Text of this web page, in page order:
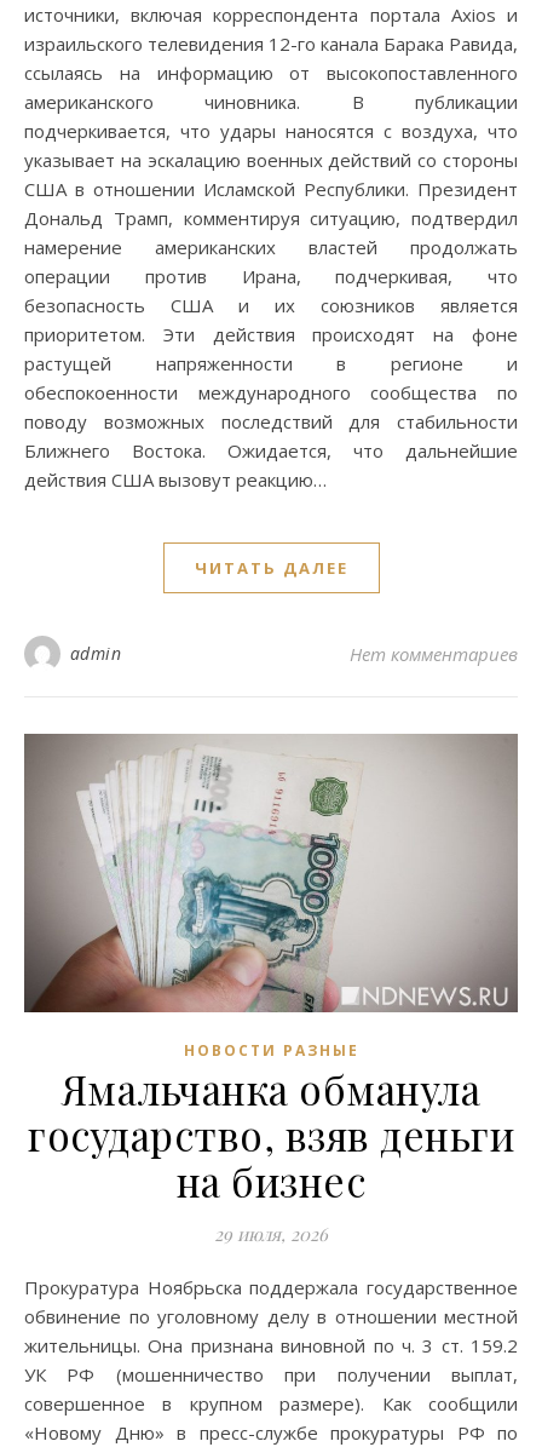
источники, включая корреспондента портала Axios и
израильского телевидения 12-го канала Барака Равида,
ссылаясь на информацию от высокопоставленного
американского чиновника. В публикации
подчеркивается, что удары наносятся с воздуха, что
указывает на эскалацию военных действий со стороны
США в отношении Исламской Республики. Президент
Дональд Трамп, комментируя ситуацию, подтвердил
намерение американских властей продолжать
операции против Ирана, подчеркивая, что
безопасность США и их союзников является
приоритетом. Эти действия происходят на фоне
растущей напряженности в регионе и
обеспокоенности международного сообщества по
поводу возможных последствий для стабильности
Ближнего Востока. Ожидается, что дальнейшие
действия США вызовут реакцию…
ЧИТАТЬ ДАЛЕЕ
admin Нет комментариев
НОВОСТИ РАЗНЫЕ
Ямальчанка обманула
государство, взяв деньги
на бизнес
29 июля, 2026
Прокуратура Ноябрьска поддержала государственное
обвинение по уголовному делу в отношении местной
жительницы. Она признана виновной по ч. 3 ст. 159.2
УК РФ (мошенничество при получении выплат,
совершенное в крупном размере). Как сообщили
«Новому Дню» в пресс-службе прокуратуры РФ по